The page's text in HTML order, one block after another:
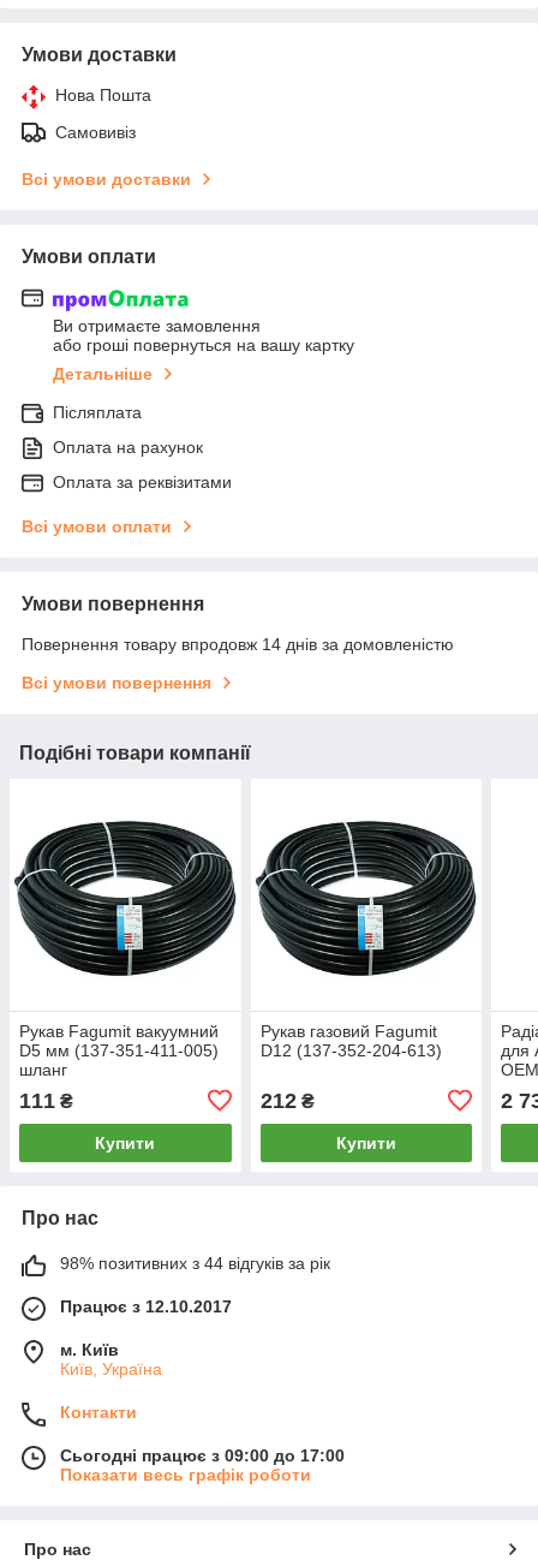
Умови доставки
Нова Пошта
Самовивіз
Всі умови доставки
Умови оплати
Ви отримаєте замовлення
або гроші повернуться на вашу картку
Детальніше
Післяплата
Оплата на рахунок
Оплата за реквізитами
Всі умови оплати
Умови повернення
Повернення товару впродовж 14 днів за домовленістю
Всі умови повернення
Подібні товари компанії
Рукав Fagumit вакуумний
D5 мм (137-351-411-005)
шланг
111 ₴
Купити
Рукав газовий Fagumit
D12 (137-352-204-613)
212₴
Купити
для
2
Про нас
98% позитивних з 44 відгуків за рік
Працює з 12.10.2017
м. Київ
Київ, Україна
Контакти
Сьогодні працює з 09:00 до 17:00
Показати весь графік роботи
Про нас